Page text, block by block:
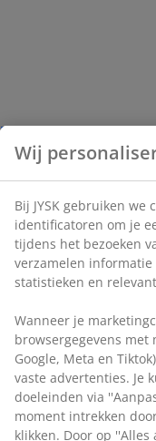
Wij
Bij JYSK gebruiken we
identificatoren om je
tijdens het bezoeken
verzamelen
statistieken en
Wanneer je
browsergegevens met
Google, Meta en
vaste advertenties. Je
doeleinden via
moment intrekken
klikken. Door op